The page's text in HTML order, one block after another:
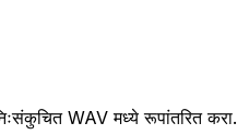
WAV मध्ये रूपांतरित करा.